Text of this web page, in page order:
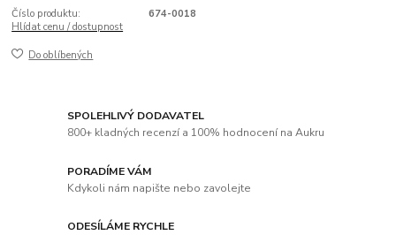
Číslo produktu:
674-0018
Hlídat cenu / dostupnost
Do oblíbených
SPOLEHLIVÝ DODAVATEL
800+ kladných recenzí a 100% hodnocení na Aukru
PORADÍME VÁM
Kdykoli nám napište nebo zavolejte
ODESÍLÁME RYCHLE